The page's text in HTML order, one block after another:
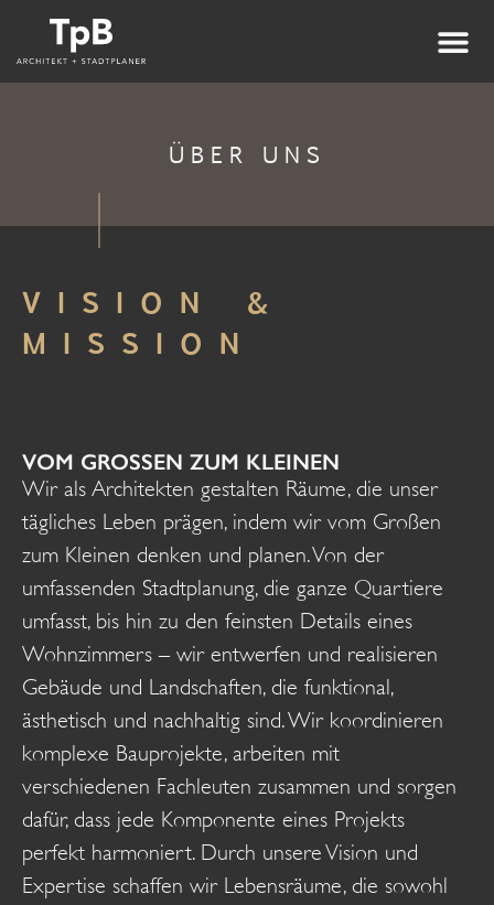
ÜBER UNS
VISION &
MISSION
VOM GROSSEN ZUM KLEINEN
Wir als Architekten gestalten Räume, die unser
tägliches Leben prägen, indem wir vom Großen
zum Kleinen denken und planen. Von der
umfassenden Stadtplanung, die ganze Quartiere
umfasst, bis hin zu den feinsten Details eines
Wohnzimmers – wir entwerfen und realisieren
Gebäude und Landschaften, die funktional,
ästhetisch und nachhaltig sind. Wir koordinieren
komplexe Bauprojekte, arbeiten mit
verschiedenen Fachleuten zusammen und sorgen
dafür, dass jede Komponente eines Projekts
perfekt harmoniert. Durch unsere Vision und
Expertise schaffen wir Lebensräume, die sowohl